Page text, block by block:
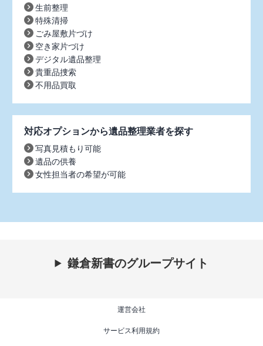
生前整理
特殊清掃
ごみ屋敷片づけ
空き家片づけ
デジタル遺品整理
貴重品捜索
不用品買取
対応オプションから遺品整理業者を探す
写真見積もり可能
遺品の供養
女性担当者の希望が可能
鎌倉新書のグループサイト
運営会社
サービス利用規約